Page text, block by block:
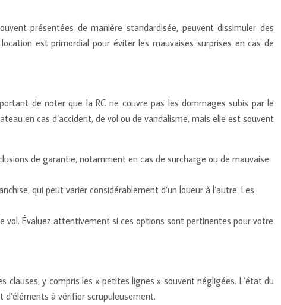
présentées de manière standardisée, peuvent dissimuler des
est primordial pour éviter les mauvaises surprises en cas de
de noter que la RC ne couvre pas les dommages subis par le
en cas d’accident, de vol ou de vandalisme, mais elle est souvent
de garantie, notamment en cas de surcharge ou de mauvaise
qui peut varier considérablement d’un loueur à l’autre. Les
vol. Évaluez attentivement si ces options sont pertinentes pour votre
y compris les « petites lignes » souvent négligées. L’état du
à vérifier scrupuleusement.